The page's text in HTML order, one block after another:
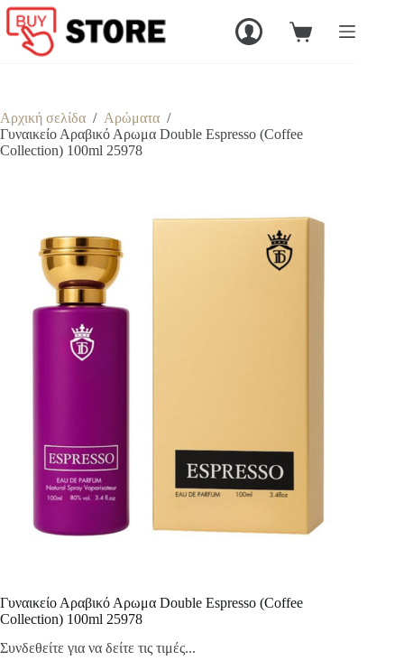
Μετάβαση
στο
περιεχόμενο
Καλάθι
Αρχική σελίδα / Αρώματα /
Γυναικείο Αραβικό Αρωμα Double Espresso (Coffee
Collection) 100ml 25978
Γυναικείο Αραβικό Αρωμα Double Espresso (Coffee
Collection) 100ml 25978
Συνδεθείτε για να δείτε τις τιμές...